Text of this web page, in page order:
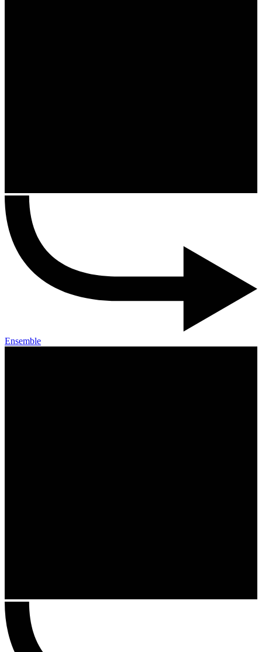
Ensemble